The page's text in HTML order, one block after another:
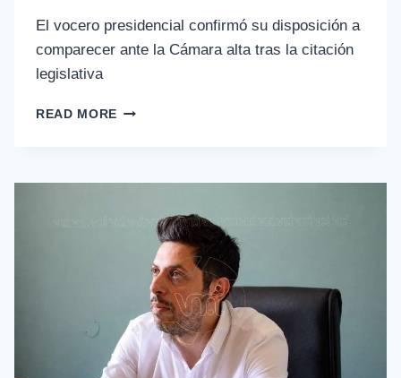
El vocero presidencial confirmó su disposición a
comparecer ante la Cámara alta tras la citación
legislativa
READ MORE